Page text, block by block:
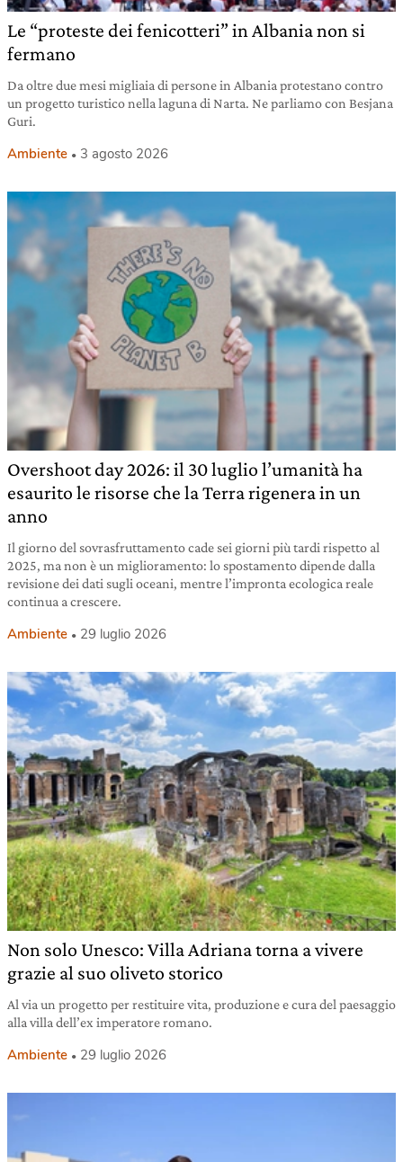
Le “proteste dei fenicotteri” in Albania non si
fermano
Da oltre due mesi migliaia di persone in Albania protestano contro
un progetto turistico nella laguna di Narta. Ne parliamo con Besjana
Guri.
Ambiente 3 agosto 2026
Overshoot day 2026: il 30 luglio l’umanità ha
esaurito le risorse che la Terra rigenera in un
anno
Il giorno del sovrasfruttamento cade sei giorni più tardi rispetto al
2025, ma non è un miglioramento: lo spostamento dipende dalla
revisione dei dati sugli oceani, mentre l’impronta ecologica reale
continua a crescere.
Ambiente 29 luglio 2026
Non solo Unesco: Villa Adriana torna a vivere
grazie al suo oliveto storico
Al via un progetto per restituire vita, produzione e cura del paesaggio
alla villa dell’ex imperatore romano.
Ambiente 29 luglio 2026